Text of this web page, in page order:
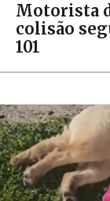
Motorista
colisão
101